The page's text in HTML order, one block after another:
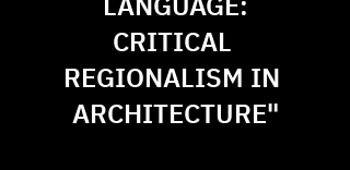
CRITICAL
REGIONALISM IN
ARCHITECTURE"